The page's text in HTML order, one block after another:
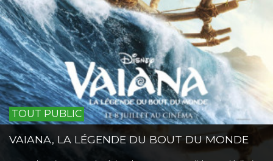
TOUT PUBLIC
VAIANA, LA LÉGENDE DU BOUT DU MONDE